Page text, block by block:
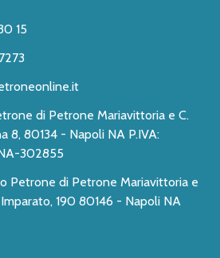
15
di Petrone Mariavittoria e C.
P.IVA:
302855
Petrone di Petrone Mariavittoria e
190 80146 - Napoli NA